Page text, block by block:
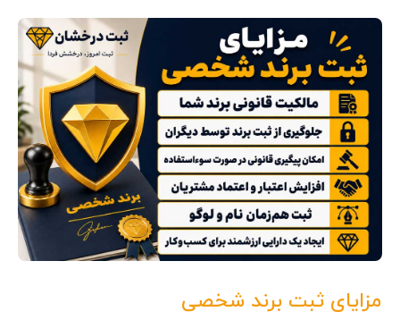
مزایای ثبت برند شخصی